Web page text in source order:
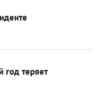
год теряет